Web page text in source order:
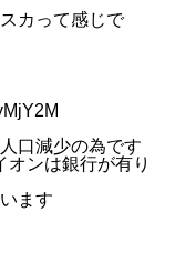
カって感じで
口減少の為です
オンは銀行が有り
ます